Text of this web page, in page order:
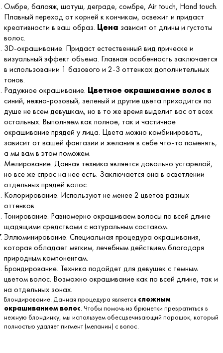
Омбре, балаяж, шатуш, деграде, сомбре, Air touch, Hand touch.
Плавный переход от корней к кончикам, освежит и придаст
креативности в ваш образ. Цена зависит от длины и густоты
волос.
3D-окрашивание. Придаст естественный вид прическе и
визуальный эффект объема. Главная особенность заключается
в использовании 1 базового и 2-3 оттенках дополнительных
тонов.
Радужное окрашивание. Цветное окрашивание волос в
синий, нежно-розовый, зеленый и другие цвета приходится по
душе не всем девушкам, но в то же время выделит вас от всех
остальных. Выполняем как полное, так и частичное
окрашивание прядей у лица. Цвета можно комбинировать,
зависит от вашей фантазии и желания в себе что-то поменять,
а мы вам в этом поможем.
Мелирование. Данная техника является довольно устарелой,
но все же спрос на нее есть. Заключается она в осветлении
отдельных прядей волос.
Колорирование. Используют не менее 2 цветов разных
оттенков.
Тонирование. Равномерно окрашиваем волосы по всей длине
щадящими средствами с натуральным составом.
Эллюминирование. Специальная процедура окрашивания,
которая обладает мягким, лечебным действием благодаря
природным компонентам.
Брондирование. Техника подойдет для девушек с темным
цветом волос. Возможно окрашивание как по всей длине, так и
на отдельных зонах.
Блондирование. Данная процедура является сложным
окрашиванием волос. Чтобы помочь из брюнетки превратиться в
нежную блондинку, мы используем обесцвечивающий порошок, который
полностью удаляет пигмент (меланин) с волос.